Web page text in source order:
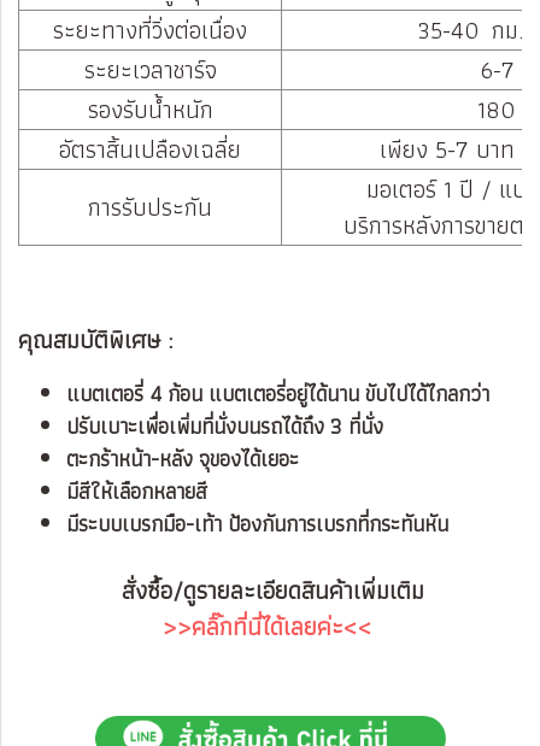
ระยะทางที่วิ่งต่อเนื่อง
35-40 กม./
ระยะเวลาชาร์จ
6-7 ช
รองรับน้ำหนัก
180
อัตราสิ้นเปลืองเฉลี่ย
เพียง 5-7 บาท ต่
การรับประกัน
มอเตอร์ 1 ปี / แบ
บริการหลังการขายต
คุณสมบัติพิเศษ :
แบตเตอรี่ 4 ก้อน แบตเตอรี่อยู่ได้นาน ขับไปได้ไกลกว่า
ปรับเบาะเพื่อเพิ่มที่นั่งบนรถได้ถึง 3 ที่นั่ง
ตะกร้าหน้า-หลัง จุของได้เยอะ
มีสีให้เลือกหลายสี
มีระบบเบรกมือ-เท้า ป้องกันการเบรกที่กระทันหัน
สั่งซื้อ/ดูรายละเอียดสินค้าเพิ่มเติม
>>คลิ๊กที่นี่ได้เลยค่ะ<<